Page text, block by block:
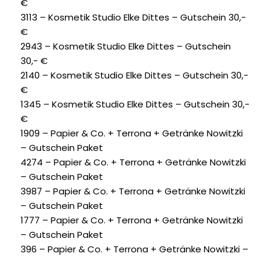
3113 – Kosmetik Studio Elke Dittes – Gutschein 30,-
€
2943 – Kosmetik Studio Elke Dittes – Gutschein
30,- €
2140 – Kosmetik Studio Elke Dittes – Gutschein 30,-
€
1345 – Kosmetik Studio Elke Dittes – Gutschein 30,-
€
1909 – Papier & Co. + Terrona + Getränke Nowitzki
– Gutschein Paket
4274 – Papier & Co. + Terrona + Getränke Nowitzki
– Gutschein Paket
3987 – Papier & Co. + Terrona + Getränke Nowitzki
– Gutschein Paket
1777 – Papier & Co. + Terrona + Getränke Nowitzki
– Gutschein Paket
396 – Papier & Co. + Terrona + Getränke Nowitzki –